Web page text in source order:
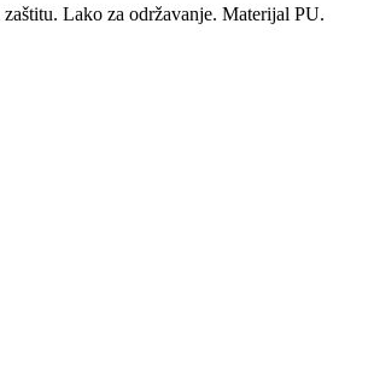
Lako za održavanje. Materijal PU.